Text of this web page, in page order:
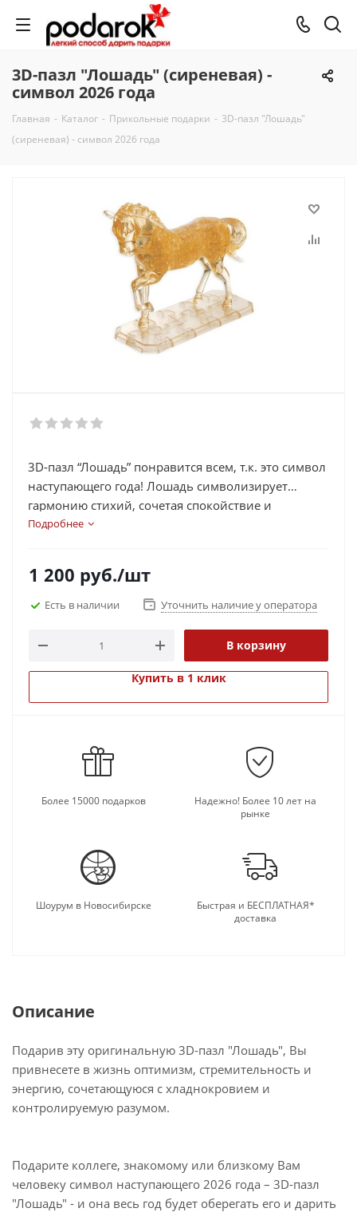
3D-пазл "Лошадь" (сиреневая) -
символ 2026 года
Главная - Каталог - Прикольные подарки - 3D-пазл "Лошадь"
(сиреневая) - символ 2026 года
3D-пазл “Лошадь” понравится всем, т.к. это символ
наступающего года! Лошадь символизирует
гармонию стихий, сочетая спокойствие и
хладнокровие с одной стороны, и необъятную
является символом мудрости и чистого разума.
Как головоломка эта лошадка весьма не проста!
Подробнее
1 200 руб./шт
Есть в наличии Уточнить наличие у оператора
В корзину
Купить в 1 клик
Более 15000 подарков
Надежно! Более 10 лет на
рынке
Шоурум в Новосибирске
Быстрая и БЕСПЛАТНАЯ*
доставка
Описание
Подарив эту оригинальную 3D-пазл "Лошадь", Вы
привнесете в жизнь оптимизм, стремительность и
энергию, сочетающуюся с хладнокровием и
контролируемую разумом.
Подарите коллеге, знакомому или близкому Вам
человеку символ наступающего 2026 года – 3D-пазл
"Лошадь" - и она весь год будет оберегать его и дарить